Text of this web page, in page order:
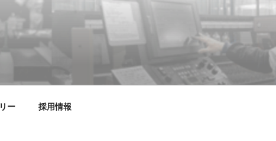
計・デザイン・製作・施工
ー 採用情報